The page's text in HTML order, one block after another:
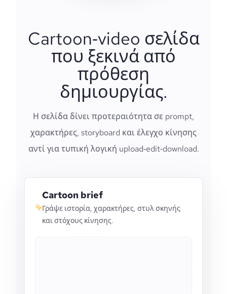
Cartoon‑video σελίδα
που ξεκινά από
πρόθεση
δημιουργίας.
Η σελίδα δίνει προτεραιότητα σε prompt,
χαρακτήρες, storyboard και έλεγχο κίνησης
αντί για τυπική λογική upload‑edit‑download.
Cartoon brief
Γράψε ιστορία, χαρακτήρες, στυλ σκηνής
και στόχους κίνησης.